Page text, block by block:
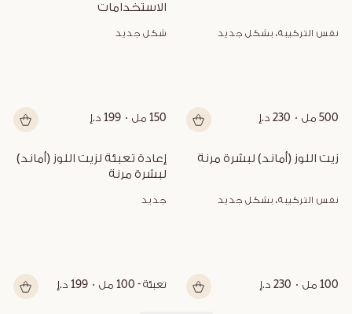
نفس التركيبة، بشكل جديد
500 مل 230 د.إ
الاستخدامات
شكل جديد
150 مل 199 د.إ
زيت اللوز (أماند) لبشرة مرنة
نفس التركيبة، بشكل جديد
100 مل 230 د.إ
لبشرة مرنة
جديد
تعبئة - 100 مل 199 د.إ